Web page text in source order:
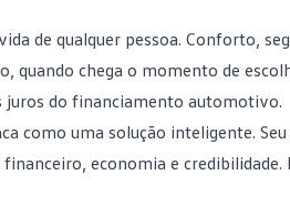
de qualquer pessoa. Conforto,
quando chega o momento de
juros do financiamento automotivo.
como uma solução inteligente. Seu
economia e credibilidade.